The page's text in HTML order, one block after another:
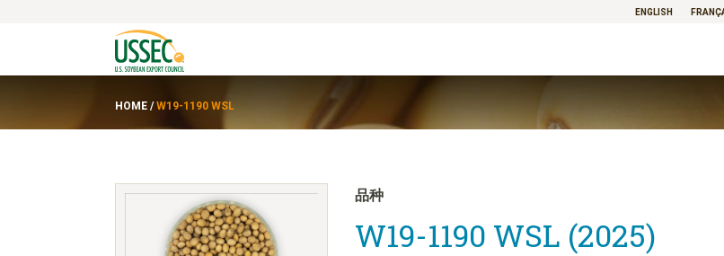
ENGLISH
HOME /W19-1190 WSL
品种
W19-1190 WSL (2025)